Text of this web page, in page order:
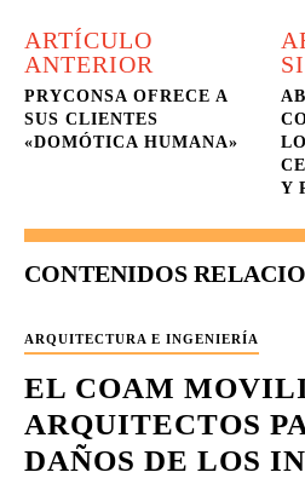
ARTÍCULO
ANTERIOR
PRYCONSA OFRECE A
SUS CLIENTES
«DOMÓTICA HUMANA»
Y
CONTENIDOS
ARQUITECTURA E INGENIERÍA
EL COAM
ARQUITECTOS
DAÑOS DE LOS